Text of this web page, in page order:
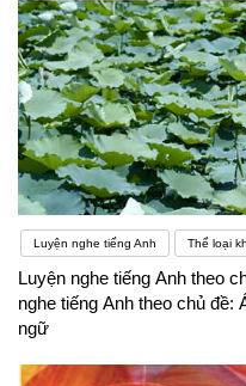
Luyện nghe tiếng Anh Thể loại
Luyện nghe tiếng Anh theo
nghe tiếng Anh theo chủ đề:
ngữ